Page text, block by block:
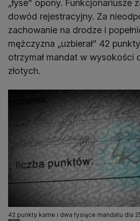
„łyse” opony. Funkcjonariusze
dowód rejestracyjny. Za
zachowanie na drodze i
mężczyzna „uzbierał” 42
otrzymał mandat w wysokości
złotych.
42 punkty karne i dwa tysiące mandatu dla